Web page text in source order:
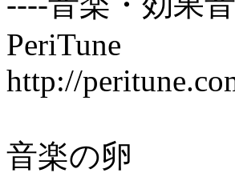
PeriTune
http://
音楽の卵